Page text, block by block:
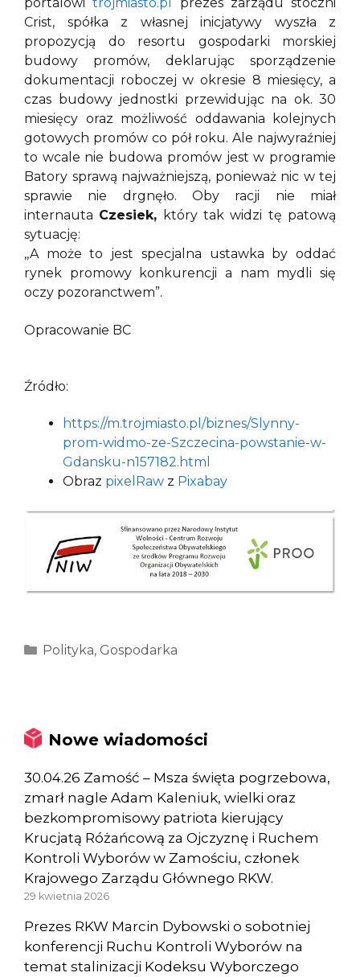
Crist, spółka z własnej inicjatywy wyszła z
propozycją do resortu gospodarki morskiej
budowy promów, deklarując sporządzenie
dokumentacji roboczej w okresie 8 miesięcy, a
czas budowy jednostki przewidując na ok. 30
miesięcy oraz możliwość oddawania kolejnych
gotowych promów co pół roku. Ale najwyraźniej
to wcale nie budowa promów jest w programie
Batory sprawą najważniejszą, ponieważ nic w tej
sprawie nie drgnęło. Oby racji nie miał
internauta Czesiek, który tak widzi tę patową
sytuację:
,,A może to jest specjalna ustawka by oddać
rynek promowy konkurencji a nam mydli się
oczy pozoranctwem”.
Opracowanie BC
Źródło:
https://m.trojmiasto.pl/biznes/Slynny-
prom-widmo-ze-Szczecina-powstanie-w-
Gdansku-n157182.html
Obraz pixelRaw z Pixabay
Kategorie
Polityka, Gospodarka
Nowe wiadomości
30.04.26 Zamość – Msza święta pogrzebowa,
zmarł nagle Adam Kaleniuk, wielki oraz
bezkompromisowy patriota kierujący
Krucjatą Różańcową za Ojczyznę i Ruchem
Kontroli Wyborów w Zamościu, członek
Krajowego Zarządu Głównego RKW.
29 kwietnia 2026
Prezes RKW Marcin Dybowski o sobotniej
konferencji Ruchu Kontroli Wyborów na
temat stalinizacji Kodeksu Wyborczego